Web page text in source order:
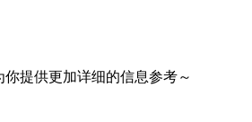
提供更加详细的信息参考～